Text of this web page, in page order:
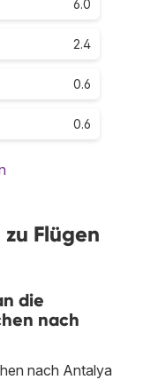
6.0
2.4
0.6
0.6
Flügen
die
nach
nach Antalya